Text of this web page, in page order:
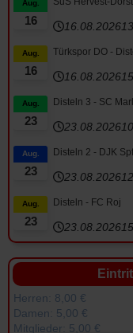
16
Aug.
16.08.2026
16
Aug. Türkspor DO -
16.08.2026
23
Aug. Disteln 3 - SC
23.08.2026
23
Aug. Disteln 2 - DJK
23.08.2026
23
Aug. Disteln - FC Roj
23.08.2026
Herren: 8,00 €
Damen: 5,00 €
Mitglieder: 5,00 €